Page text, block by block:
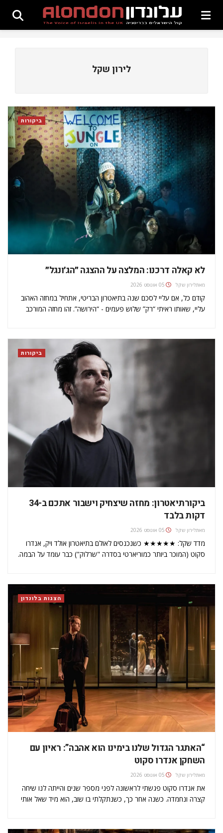
לירון שקל
ביקורות
לא קאלה דרכנו: המלצה על ההצגה ״הג׳ונגל״
מאתלירון שקל 05 אוגוסט 2026
קודם כל, אם עליי לסכם שנה בתיאטרון הבריטי, אתחיל במחזה האהוב
עליי, שאותו ראיתי “רק” שלוש פעמים - “הירושה”. זהו מחזה המורכב
ביקורות
ביקורתיאטרון: מחזה שיצחיק וישבור אתכם ב-34
דקות בלבד
מאתלירון שקל 05 אוגוסט 2026
מדד שקל: ★★★★★ כשנכנסים לאולם בתיאטרון אולד ויק, אנדרו
סקוט (המוכר ביותר כמוריארטי בסדרה "שרלוק") כבר עומד על הבמה.
ה-1,000 מושבים מתמלא…
הצגות בלונדון
“האתגר הגדול שלנו בימינו הוא אהבה”: ראיון עם
השחקן אנדרו סקוט
מאתלירון שקל 05 אוגוסט 2026
את אנדרו סקוט פגשתי לראשונה לפני מספר שנים והייתה לנו שיחה
קצרה ונחמדה. כשנה אחר כך, כשנתקלתי בו שוב, הוא מיד שאל אותי